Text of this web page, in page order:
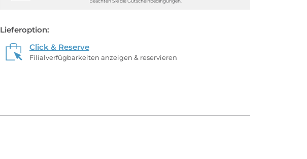
Lieferoption:
Click & Reserve
Filialverfügbarkeiten anzeigen & reservieren